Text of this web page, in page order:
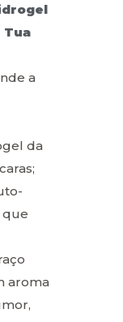
Tua
a
da
que
aroma